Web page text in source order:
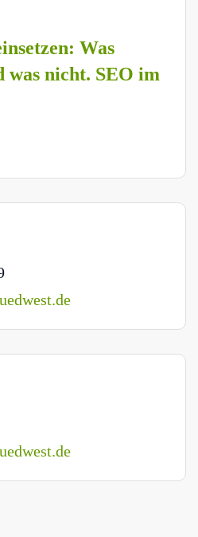
Was
nicht. SEO im